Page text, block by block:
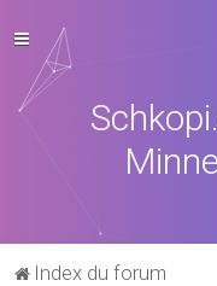
Index du forum